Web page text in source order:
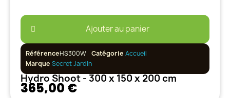
Ajouter au panier
RéférenceHS300W Catégorie Accueil
Marque Secret Jardin
Hydro Shoot - 300 x 150 x 200 cm
365,00 €